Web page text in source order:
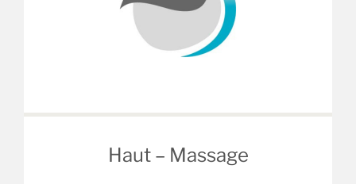
Haut – Massage